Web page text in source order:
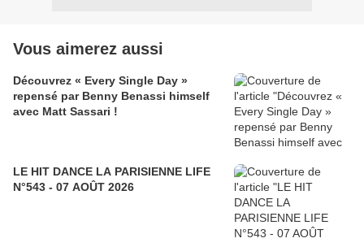
Vous aimerez aussi
Découvrez « Every Single Day »
repensé par Benny Benassi himself
avec Matt Sassari !
LE HIT DANCE LA PARISIENNE LIFE
N°543 - 07 AOÛT 2026